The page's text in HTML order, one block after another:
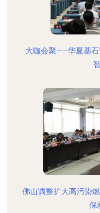
大咖会聚——华夏基
佛山调整扩大高污染
保